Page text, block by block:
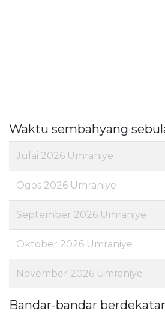
Waktu sembahyang
Julai 2026 Umraniye
Ogos 2026 Umraniye
September 2026 Umraniye
Oktober 2026 Umraniye
November 2026 Umraniye
Bandar-bandar